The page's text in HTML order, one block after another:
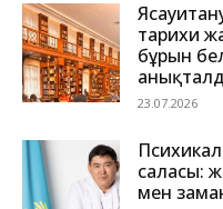
тарихи
бұрын
23.07.2026
саласы:
мен